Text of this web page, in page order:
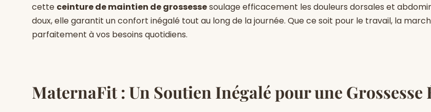
cette ceinture de maintien de grossessesoulage efficacement les douleurs dorsales et
doux, elle garantit un confort inégalé tout au long de la journée. Que ce soit pour le travail, la
parfaitement à vos besoins quotidiens.
MaternaFit : Un Soutien Inégalé pour une Grossesse